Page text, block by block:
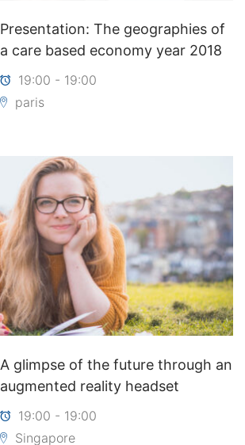
Presentation: The geographies of
a care based economy year 2018
19:00 - 19:00
paris
A glimpse of the future through an
augmented reality headset
19:00 - 19:00
Singapore